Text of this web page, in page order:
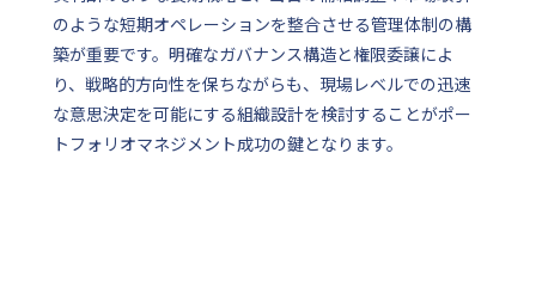
のような短期オペレーションを整合させる管理体制の構
築が重要です。明確なガバナンス構造と権限委譲によ
り、戦略的方向性を保ちながらも、現場レベルでの迅速
な意思決定を可能にする組織設計を検討することがポー
トフォリオマネジメント成功の鍵となります。